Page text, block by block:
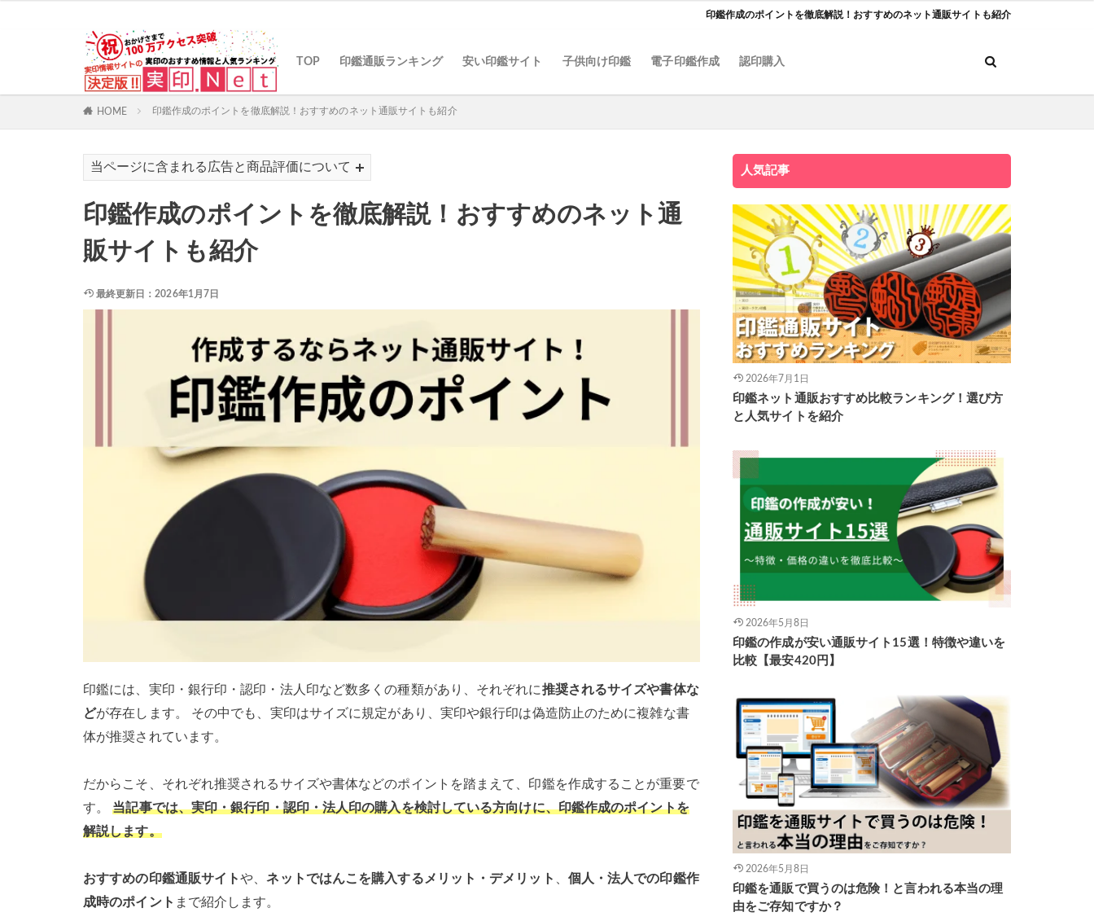
印鑑作成のポイントを徹底解説！おすすめのネット通販サイトも紹介
TOP 印鑑通販ランキング 安い印鑑サイト 子供向け印鑑 電子印鑑作成 認印購入
HOME 印鑑作成のポイントを徹底解説！おすすめのネット通販サイトも紹介
当ページに含まれる広告と商品評価について
印鑑作成のポイントを徹底解説！おすすめのネット通
販サイトも紹介
最終更新日：2026年1月7日
印鑑には、実印・銀行印・認印・法人印など数多くの種類があり、それぞれに推奨されるサイズや書体な
どが存在します。
その中でも、実印はサイズに規定があり、実印や銀行印は偽造防止のために複雑な書
体が推奨されています。
だからこそ、それぞれ推奨されるサイズや書体などのポイントを踏まえて、印鑑を作成することが重要で
す。
当記事では、実印・銀行印・認印・法人印の購入を検討している方向けに、印鑑作成のポイントを
解説します。
おすすめの印鑑通販サイトや、ネットではんこを購入するメリット・デメリット
個人・法人での印鑑作
成時のポイント まで紹介します。
人気記事
2026年7月1日
印鑑ネット通販おすすめ比較ランキング！選び方
と人気サイトを紹介
2026年5月8日
印鑑の作成が安い通販サイト15選！特徴や違いを
比較【最安420円】
2026年5月8日
印鑑を通販で買うのは危険！と言われる本当の理
由をご存知ですか？
カテゴリー